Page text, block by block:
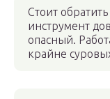
Стоит
инструмент
опасный.
крайне